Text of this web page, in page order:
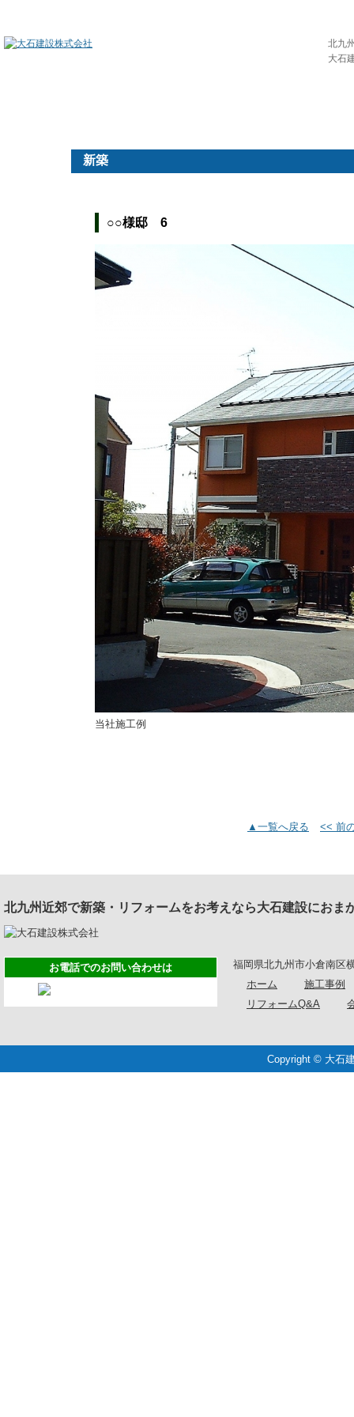
北九
大石
新築
○○様邸 6
当社施工例
▲一覧へ戻る << 前
北九州近郊で新築・リフォームをお考えなら大石建設におま
お電話でのお問い合わせは
福岡県北九州市小倉南区
ホーム
施工事例
リフォームQ&A
Copyright © 大石